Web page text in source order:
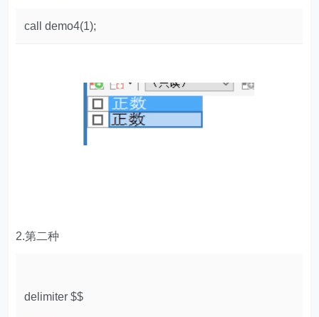
call demo4(1);
2.第二种
delimiter $$